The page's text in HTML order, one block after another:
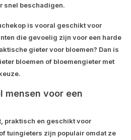
snel beschadigen.
is vooral geschikt voor
die gevoelig zijn voor een harde
gieter voor bloemen? Dan is
bloemen of bloemengieter met
mensen voor een
praktisch en geschikt voor
tuingieters zijn populair omdat ze